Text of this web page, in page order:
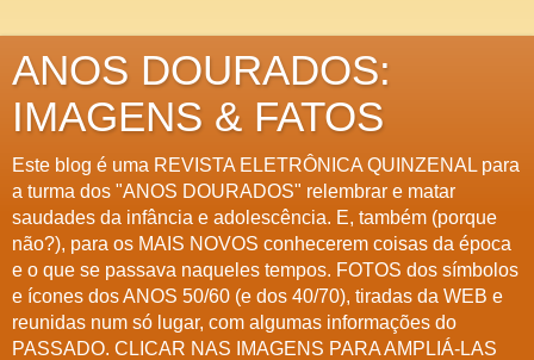
ANOS DOURADOS:
IMAGENS & FATOS
Este blog é uma REVISTA ELETRÔNICA QUINZENAL para
a turma dos "ANOS DOURADOS" relembrar e matar
saudades da infância e adolescência. E, também (porque
não?), para os MAIS NOVOS conhecerem coisas da época
e o que se passava naqueles tempos. FOTOS dos símbolos
e ícones dos ANOS 50/60 (e dos 40/70), tiradas da WEB e
reunidas num só lugar, com algumas informações do
PASSADO. CLICAR NAS IMAGENS PARA AMPLIÁ-LAS